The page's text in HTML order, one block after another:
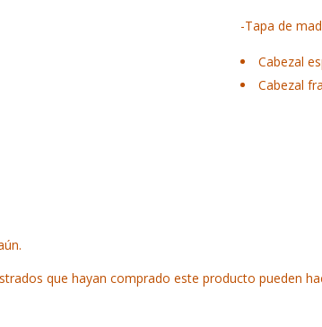
-Tapa de
Cabezal
Cabezal
que hayan comprado este producto pueden